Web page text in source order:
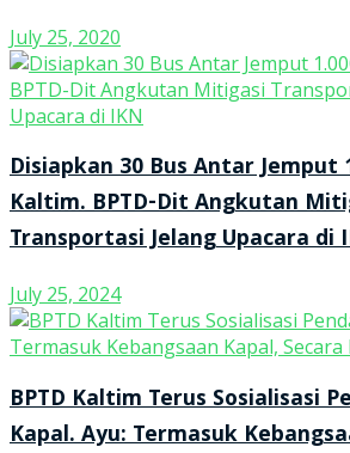
July 25, 2020
Disiapkan 30 Bus Antar Jemput
Kaltim. BPTD-Dit Angkutan
Transportasi Jelang Upacara di
July 25, 2024
BPTD Kaltim Terus Sosialisasi
Kapal. Ayu: Termasuk